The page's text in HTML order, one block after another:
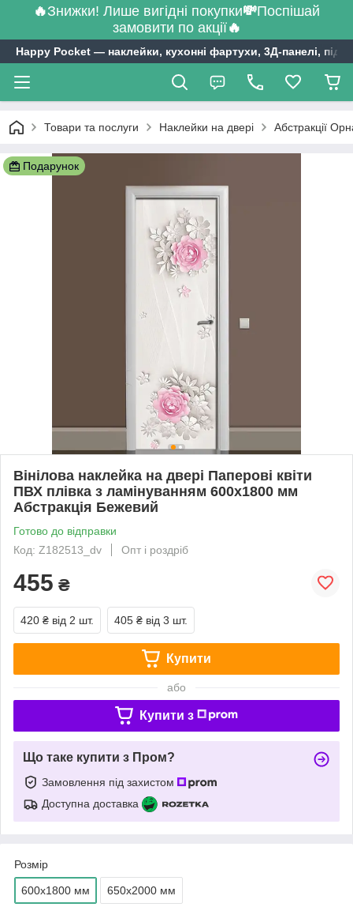
🔥Знижки! Лише вигідні покупки💸Поспішай
замовити по акції🔥
Happy Pocket ― наклейки, кухонні фартухи, 3Д-панелі,
Товари та послуги Наклейки на двері Абстракції
Подарунок
Вінілова наклейка на двері Паперові квіти
ПВХ плівка з ламінуванням 600х1800 мм
Абстракція Бежевий
Готово до відправки
Код: Z182513_dv
Опт і роздріб
455 ₴
420 ₴ від 2 шт. 405 ₴ від 3 шт.
Купити
або
Купити з
Що таке купити з Пром?
Замовлення під захистом
Доступна доставка
Розмір
600х1800 мм 650х2000 мм